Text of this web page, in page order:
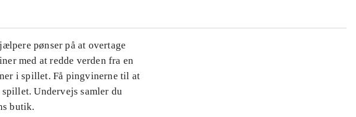
pønser på at overtage
med at redde verden fra en
i spillet. Få pingvinerne til at
Undervejs samler du
butik.